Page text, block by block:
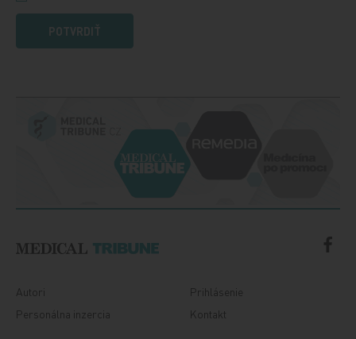
POTVRDIŤ
Autori
Personálna inzercia
Prihlásenie
Kontakt